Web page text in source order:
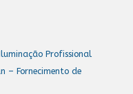
Profissional
– Fornecimento de